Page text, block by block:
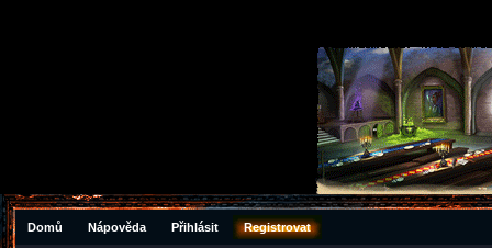
Domů Nápověda Přihlásit Registrovat